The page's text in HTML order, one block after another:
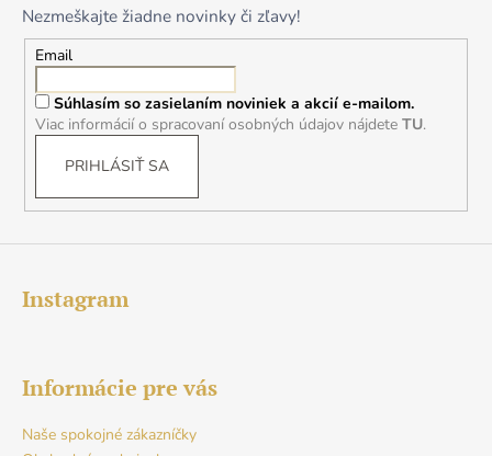
Nezmeškajte žiadne novinky či zľavy!
Email
Súhlasím so zasielaním noviniek a akcií e-mailom.
Viac informácií o spracovaní osobných údajov nájdete TU.
PRIHLÁSIŤ SA
Instagram
Informácie pre vás
Naše spokojné zákazníčky